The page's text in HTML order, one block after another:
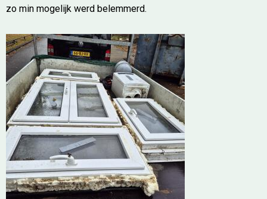
zo min mogelijk werd belemmerd.